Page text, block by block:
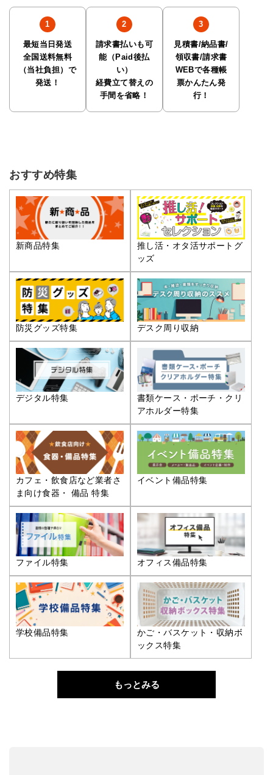
最短当日発送
全国送料無料
（当社負担）で
発送！
請求書払いも可
能（Paid後払
い）
経費立て替えの
手間を省略！
見積書/納品書/
領収書/請求書
WEBで各種帳
票かんたん発
行！
おすすめ特集
新商品特集
推し活・オタ活サポートグ
ッズ
防災グッズ特集 デスク周り収納
デジタル特集
書類ケース・ポーチ・クリ
アホルダー特集
カフェ・飲食店など業者さ
ま向け食器・ 備品 特集
イベント備品特集
ファイル特集 オフィス備品特集
学校備品特集
かご・バスケット・収納ボ
ックス特集
もっとみる